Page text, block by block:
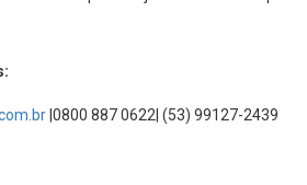
|0800 887 0622| (53) 99127-2439